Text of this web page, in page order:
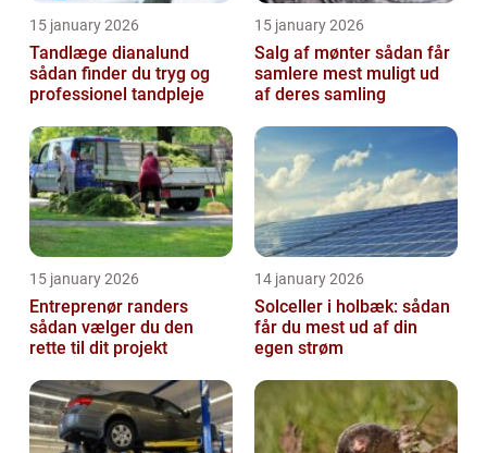
15 january 2026
Tandlæge dianalund
sådan finder du tryg og
professionel tandpleje
15 january 2026
Salg af mønter sådan får
samlere mest muligt ud
af deres samling
15 january 2026
Entreprenør randers
sådan vælger du den
rette til dit projekt
14 january 2026
Solceller i holbæk: sådan
får du mest ud af din
egen strøm